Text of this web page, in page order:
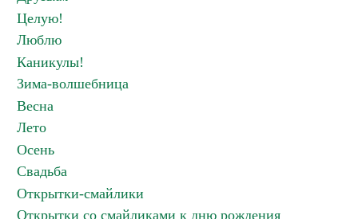
Целую!
Люблю
Каникулы!
Зима-волшебница
Весна
Лето
Осень
Свадьба
Открытки-смайлики
Открытки со смайликами к дню рождения